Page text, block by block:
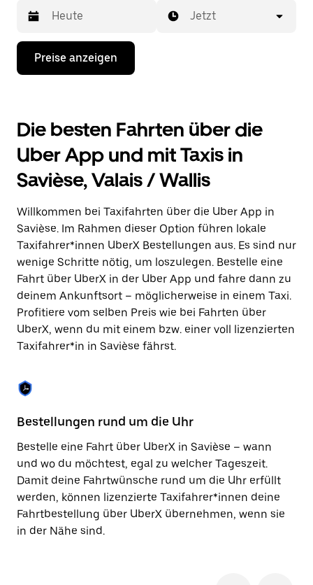
zugewiesen wird.
Drücke
Nach-
mit
dem
Kalender
zu
interagieren
und
Datum
auszuwählen.
Drücke
die
Escape-
Taste,
um
den
Kalender
zu
schließen.
Jetzt
Preise anzeigen
Die besten Fahrten über die
Uber App und mit Taxis in
Savièse, Valais / Wallis
Willkommen bei Taxifahrten über die Uber App in
Savièse. Im Rahmen dieser Option führen lokale
Taxifahrer*innen UberX Bestellungen aus. Es sind nur
wenige Schritte nötig, um loszulegen. Bestelle eine
Fahrt über UberX in der Uber App und fahre dann zu
deinem Ankunftsort – möglicherweise in einem Taxi.
Profitiere vom selben Preis wie bei Fahrten über
UberX, wenn du mit einem bzw. einer voll lizenzierten
Taxifahrer*in in Savièse fährst.
Bestellungen rund um die Uhr
Bestelle eine Fahrt über UberX in Savièse – wann
und wo du möchtest, egal zu welcher Tageszeit.
Damit deine Fahrtwünsche rund um die Uhr erfüllt
werden, können lizenzierte Taxifahrer*innen deine
Fahrtbestellung über UberX übernehmen, wenn sie
in der Nähe sind.